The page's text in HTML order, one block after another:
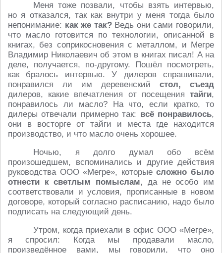
Меня тоже позвали, чтобы взять интервью,
но я отказался, так как внутри у меня тогда было
непонимание: как же так?Ведь они сами говорили,
что масло готовится по технологии, описанной в
книгах, без соприкосновения с металлом, и Мегре
Владимир Николаевич об этом в книгах писал! А на
деле, получается, по-другому. Пошёл посмотреть,
как бралось интервью. У дилеров спрашивали,
понравился ли им деревенский стол, съезд
дилеров, какие впечатления от посещения тайги,
понравилось ли масло? На что, если кратко, то
дилеры отвечали примерно так: всё понравилось,
они в восторге от тайги и места где находится
производство, и что масло очень хорошее.
Ночью, я долго думал обо всём
произошедшем, вспоминались и другие действия
руководства ООО «Мегре», которыесложно было
отнести к светлым помыслам, да не особо им
соответствовали и условия, прописанные в новом
договоре, который согласно расписанию, надо было
подписать на следующий день.
Утром, когда приехали в офис ООО «Мегре»,
я спросил: Когда мы продавали масло,
произведённое вами, мы говорили, что оно